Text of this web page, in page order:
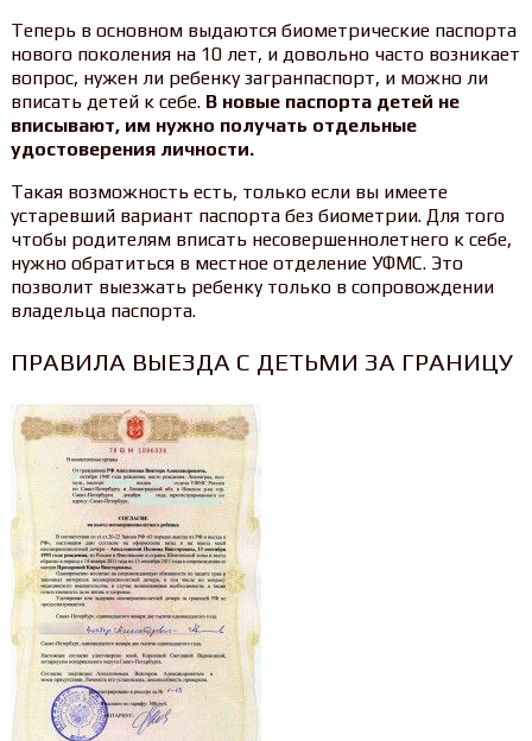
Теперь в основном выдаются биометрические паспорта
нового поколения на 10 лет, и довольно часто возникает
вопрос, нужен ли ребенку загранпаспорт, и можно ли
вписать детей к себе. В новые паспорта детей не
вписывают, им нужно получать отдельные
удостоверения личности.
Такая возможность есть, только если вы имеете
устаревший вариант паспорта без биометрии. Для того
чтобы родителям вписать несовершеннолетнего к себе,
нужно обратиться в местное отделение УФМС. Это
позволит выезжать ребенку только в сопровождении
владельца паспорта.
ПРАВИЛА ВЫЕЗДА С ДЕТЬМИ ЗА ГРАНИЦУ